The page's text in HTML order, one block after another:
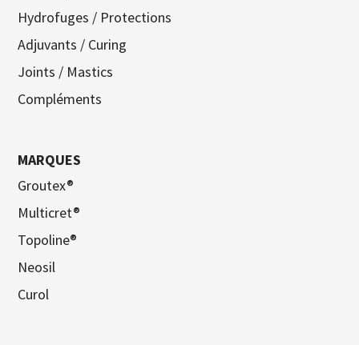
Hydrofuges / Protections
Adjuvants / Curing
Joints / Mastics
Compléments
MARQUES
Groutex®
Multicret®
Topoline®
Neosil
Curol